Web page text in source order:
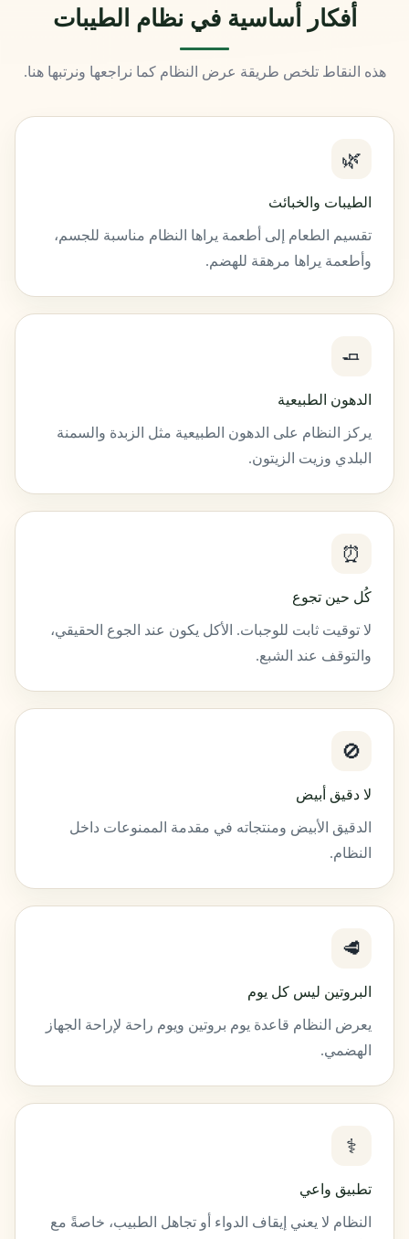
أفكار أساسية في نظام الطيبات
هذه النقاط تلخص طريقة عرض النظام كما نراجعها ونرتبها هنا.
🌿
الطيبات والخبائث
تقسيم الطعام إلى أطعمة يراها النظام مناسبة للجسم،
وأطعمة يراها مرهقة للهضم.
🧈
الدهون الطبيعية
يركز النظام على الدهون الطبيعية مثل الزبدة والسمنة
البلدي وزيت الزيتون.
⏰
كُل حين تجوع
لا توقيت ثابت للوجبات. الأكل يكون عند الجوع الحقيقي،
والتوقف عند الشبع.
🚫
لا دقيق أبيض
الدقيق الأبيض ومنتجاته في مقدمة الممنوعات داخل
النظام.
🥩
البروتين ليس كل يوم
يعرض النظام قاعدة يوم بروتين ويوم راحة لإراحة الجهاز
الهضمي.
⚕️
تطبيق واعي
النظام لا يعني إيقاف الدواء أو تجاهل الطبيب، خاصةً مع